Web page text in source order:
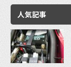
人気記事